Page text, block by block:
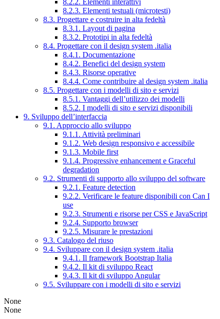
8.2.2. Elementi interattivi
8.2.3. Elementi testuali (microtesti)
8.3. Progettare e costruire in alta fedeltà
8.3.1. Layout di pagina
8.3.2. Prototipi in alta fedeltà
8.4. Progettare con il design system .italia
8.4.1. Documentazione
8.4.2. Benefici del design system
8.4.3. Risorse operative
8.4.4. Come contribuire al design system .italia
8.5. Progettare con i modelli di sito e servizi
8.5.1. Vantaggi dell’utilizzo dei modelli
8.5.2. I modelli di sito e servizi disponibili
9. Sviluppo dell’interfaccia
9.1. Approccio allo sviluppo
9.1.1. Attività preliminari
9.1.2. Web design responsivo e accessibile
9.1.3. Mobile first
9.1.4. Progressive enhancement e Graceful
degradation
9.2. Strumenti di supporto allo sviluppo del software
9.2.1. Feature detection
9.2.2. Verificare le feature disponibili con Can I
use
9.2.3. Strumenti e risorse per CSS e JavaScript
9.2.4. Supporto browser
9.2.5. Misurare le prestazioni
9.3. Catalogo del riuso
9.4. Sviluppare con il design system .italia
9.4.1. Il framework Bootstrap Italia
9.4.2. Il kit di sviluppo React
9.4.3. Il kit di sviluppo Angular
9.5. Sviluppare con i modelli di sito e servizi
None
None